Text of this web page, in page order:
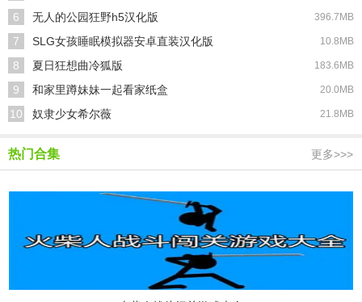
6 无人的公园狂野h5汉化版 396.7MB
7 SLG女孩睡眠模拟器安卓直装汉化版 10.8MB
8 夏日狂想曲冷狐版 183.6MB
9 和家里蹲妹妹一起看家纸盒 20.0MB
10 奴隶少女希尔薇 21.8MB
热门合集 更多>>>